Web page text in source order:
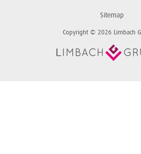
Sitemap
Copyright © 2026 Limbach